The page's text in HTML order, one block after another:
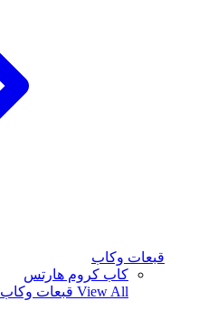
قبعات وكاب
كاب كروم هارتس
View All قبعات وكاب